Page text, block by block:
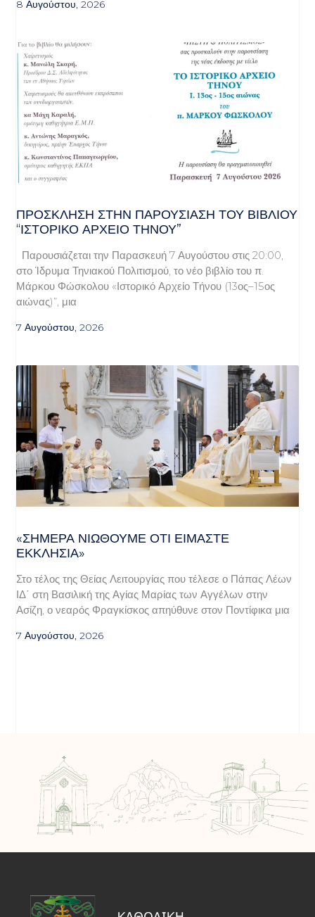
8 Αυγούστου, 2026
ΠΡΌΣΚΛΗΣΗ ΣΤΗΝ ΠΑΡΟΥΣΊΑΣΗ ΤΟΥ ΒΙΒΛΊΟΥ
“ΙΣΤΟΡΙΚΌ ΑΡΧΕΊΟ ΤΉΝΟΥ”
Παρουσιάζεται την Παρασκευή 7 Αυγούστου στις 20:00,
στο Ίδρυμα Τηνιακού Πολιτισμού, το νέο βιβλίο του π.
Μάρκου Φώσκολου «Ιστορικό Αρχείο Τήνου (13ος–15ος
αιώνας)”, μια
7 Αυγούστου, 2026
«ΣΉΜΕΡΑ ΝΙΏΘΟΥΜΕ ΌΤΙ ΕΊΜΑΣΤΕ
ΕΚΚΛΗΣΊΑ»
Στο τέλος της Θείας Λειτουργίας που τέλεσε ο Πάπας Λέων
ΙΔ΄ στη Βασιλική της Αγίας Μαρίας των Αγγέλων στην
Ασίζη, ο νεαρός Φραγκίσκος απηύθυνε στον Ποντίφικα μια
7 Αυγούστου, 2026